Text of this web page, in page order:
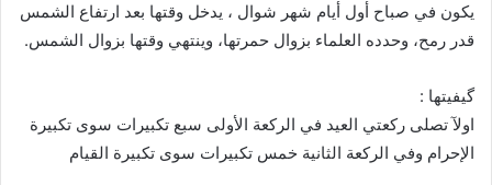
يكون في صباح أول أيام شهر شوال ، يدخل وقتها بعد ارتفاع الشمس
قدر رمح، وحدده العلماء بزوال حمرتها، وينتهي وقتها بزوال الشمس.
گيفيتها :
اولآ تصلى ركعتي العيد في الركعة الأولى سبع تكبيرات سوى تكبيرة
الإحرام وفي الركعة الثانية خمس تكبيرات سوى تكبيرة القيام